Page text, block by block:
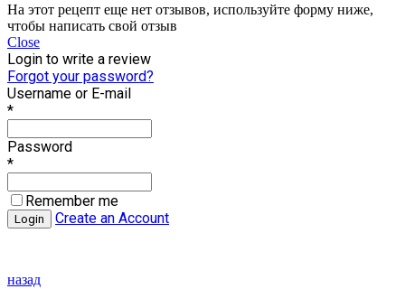
На этот рецепт еще нет отзывов, используйте форму ниже,
чтобы написать свой отзыв
Close
Login to write a review
Forgot your password?
Username or E-mail
*
Password
*
Remember me
Create an Account
назад